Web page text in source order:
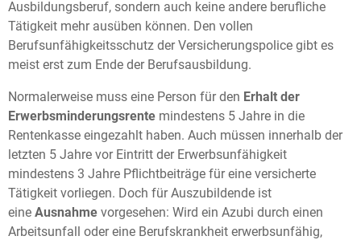
Ausbildungsberuf, sondern auch keine andere berufliche
Tätigkeit mehr ausüben können. Den vollen
Berufsunfähigkeitsschutz der Versicherungspolice gibt es
meist erst zum Ende der Berufsausbildung.
Normalerweise muss eine Person für den Erhalt der
Erwerbsminderungsrente mindestens 5 Jahre in die
Rentenkasse eingezahlt haben. Auch müssen innerhalb der
letzten 5 Jahre vor Eintritt der Erwerbsunfähigkeit
mindestens 3 Jahre Pflichtbeiträge für eine versicherte
Tätigkeit vorliegen. Doch für Auszubildende ist
eine Ausnahme vorgesehen: Wird ein Azubi durch einen
Arbeitsunfall oder eine Berufskrankheit erwerbsunfähig,